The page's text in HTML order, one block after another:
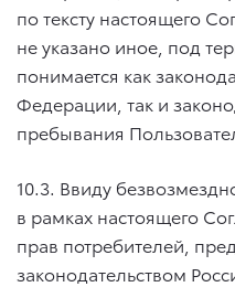
по тексту настоящего
не указано иное, под
понимается как
Федерации, так и
пребывания
10.3. Ввиду
в рамках настоящего
прав потребителей,
законодательством